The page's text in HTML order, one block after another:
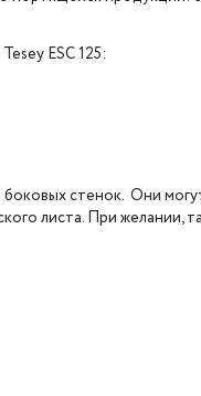
ESC 125:
стенок. Они
листа. При желании,